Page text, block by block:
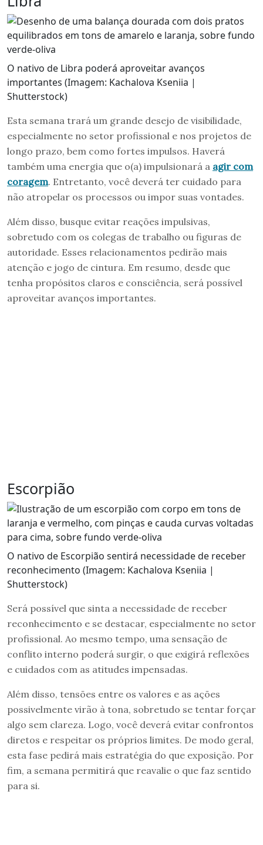
O nativo de Libra poderá aproveitar avanços
importantes (Imagem: Kachalova Kseniia |
Shutterstock)
Esta semana trará um grande desejo de visibilidade,
especialmente no setor profissional e nos projetos de
longo prazo, bem como fortes impulsos. Haverá
também uma energia que o(a) impulsionará a agir com
coragem. Entretanto, você deverá ter cuidado para
não atropelar os processos ou impor suas vontades.
Além disso, busque evitar reações impulsivas,
sobretudo com os colegas de trabalho ou figuras de
autoridade. Esses relacionamentos pedirão mais
atenção e jogo de cintura. Em resumo, desde que
tenha propósitos claros e consciência, será possível
aproveitar avanços importantes.
Escorpião
O nativo de Escorpião sentirá necessidade de receber
reconhecimento (Imagem: Kachalova Kseniia |
Shutterstock)
Será possível que sinta a necessidade de receber
reconhecimento e se destacar, especialmente no setor
profissional. Ao mesmo tempo, uma sensação de
conflito interno poderá surgir, o que exigirá reflexões
e cuidados com as atitudes impensadas.
Além disso, tensões entre os valores e as ações
possivelmente virão à tona, sobretudo se tentar forçar
algo sem clareza. Logo, você deverá evitar confrontos
diretos e respeitar os próprios limites. De modo geral,
esta fase pedirá mais estratégia do que exposição. Por
fim, a semana permitirá que reavalie o que faz sentido
para si.